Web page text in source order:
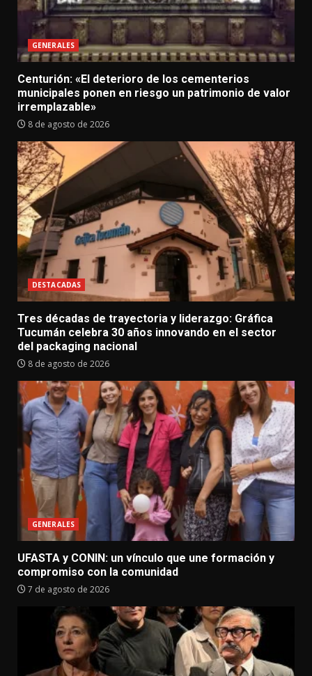
GENERALES
Centurión: «El deterioro de los cementerios
municipales ponen en riesgo un patrimonio de valor
irremplazable»
8 de agosto de 2026
DESTACADAS
Tres décadas de trayectoria y liderazgo: Gráfica
Tucumán celebra 30 años innovando en el sector
del packaging nacional
8 de agosto de 2026
GENERALES
UFASTA y CONIN: un vínculo que une formación y
compromiso con la comunidad
7 de agosto de 2026